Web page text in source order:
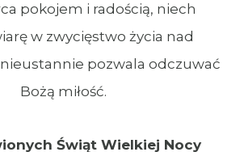
pokojem i radością, niech
w zwycięstwo życia nad
pozwala odczuwać
Bożą miłość.
Świąt Wielkiej Nocy